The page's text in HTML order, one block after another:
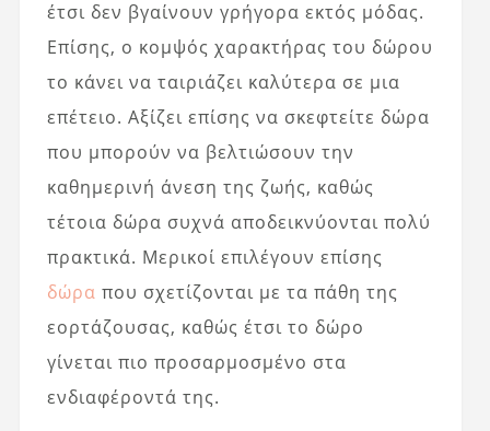
έτσι δεν βγαίνουν γρήγορα εκτός μόδας.
Επίσης, ο κομψός χαρακτήρας του δώρου
το κάνει να ταιριάζει καλύτερα σε μια
επέτειο. Αξίζει επίσης να σκεφτείτε δώρα
που μπορούν να βελτιώσουν την
καθημερινή άνεση της ζωής, καθώς
τέτοια δώρα συχνά αποδεικνύονται πολύ
πρακτικά. Μερικοί επιλέγουν επίσης
δώρα που σχετίζονται με τα πάθη της
εορτάζουσας, καθώς έτσι το δώρο
γίνεται πιο προσαρμοσμένο στα
ενδιαφέροντά της.